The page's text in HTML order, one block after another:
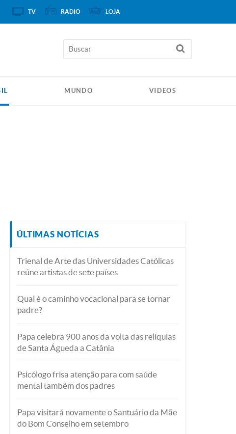
MUNDO VIDEOS
ÚLTIMAS NOTÍCIAS
Trienal de Arte das Universidades Católicas
reúne artistas de sete países
Qual é o caminho vocacional para se tornar
padre?
Papa celebra 900 anos da volta das relíquias
de Santa Águeda a Catânia
Psicólogo frisa atenção para com saúde
mental também dos padres
Papa visitará novamente o Santuário da Mãe
do Bom Conselho em setembro
TV RÁDIO LOJA